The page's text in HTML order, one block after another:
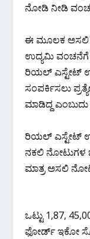
ನೋಡಿ ನೀಡಿ
ಈ ಮೂಲಕ ಅಸಲಿ
ಉದ್ಯಮಿ ವಂಚನೆಗೆ
ರಿಯಲ್ ಎಸ್ಟೇಟ್
ಸಂಪರ್ಕಿಸಲು
ಮಾಡಿದ್ದ
ರಿಯಲ್ ಎಸ್ಟೇಟ್
ನಕಲಿ ನೋಟುಗಳ
ಮಾತ್ರ ಅಸಲಿ
ಒಟ್ಟು 1,87,
ಫೋರ್ಡ್ ಇಕೋ